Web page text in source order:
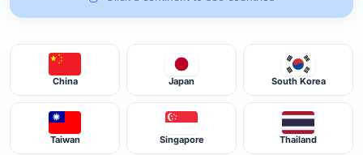
China Japan South Korea
Taiwan Singapore Thailand